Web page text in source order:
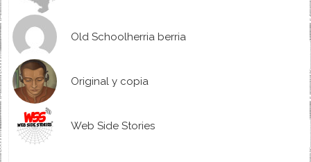
Old Schoolherria berria
Original y copia
Web Side Stories